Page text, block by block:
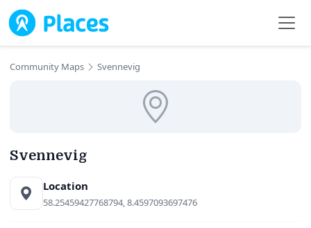
Skip to main content
Community Maps Svennevig
Svennevig
Location
58.25459427768794, 8.4597093697476